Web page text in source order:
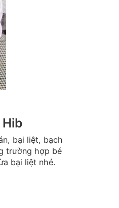
bại liệt, bạch
trường hợp bé
bại liệt nhé.